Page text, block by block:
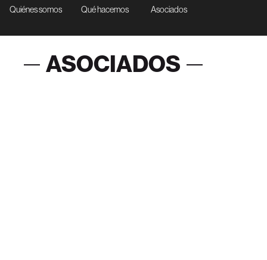
Quiénes somos Qué hacemos Asociados
ASOCIADOS